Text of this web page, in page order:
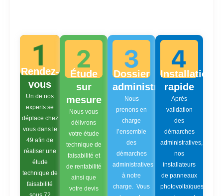
Rendez-
vous
Un de nos
experts se
déplace chez
vous dans le
49 afin de
réaliser une
étude
technique de
faisabilité
Étude
sur
mesure
Nous vous
délivrons
votre étude
technique de
faisabilité et
de rentabilité
ainsi que
votre devis
Dossier
administratif
Nous
prenons en
charge
l’ensemble
des
démarches
administratives
à notre
charge. Vous
Installation
rapide
Après
validation
des
démarches
administratives,
nos
installateurs
de panneaux
photovoltaïques